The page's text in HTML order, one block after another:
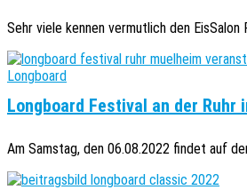
Sehr viele kennen vermutlich den
Longboard
Longboard Festival an der
Am Samstag, den 06.08.2022 findet auf